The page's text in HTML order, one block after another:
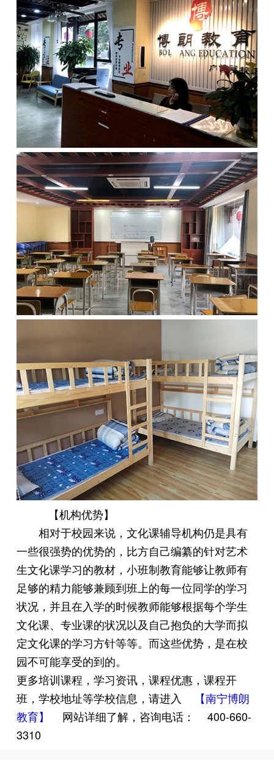
【机构优势】
相对于校园来说，文化课辅导机构仍是具有
一些很强势的优势的，比方自己编纂的针对艺术
生文化课学习的教材，小班制教育能够让教师有
足够的精力能够兼顾到班上的每一位同学的学习
状况，并且在入学的时候教师能够根据每个学生
文化课、专业课的状况以及自己抱负的大学而拟
定文化课的学习方针等等。而这些优势，是在校
园不可能享受的到的。
更多培训课程，学习资讯，课程优惠，课程开
班，学校地址等学校信息，请进入
【南宁博朗
教育】
网站详细了解，咨询电话：
400-660-
3310